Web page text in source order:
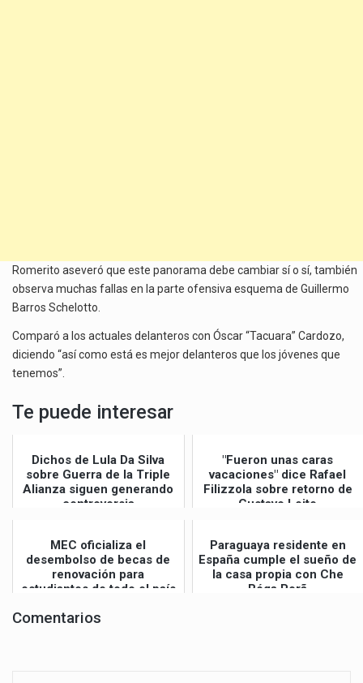
Romerito aseveró que este panorama debe cambiar sí o sí, también
observa muchas fallas en la parte ofensiva esquema de Guillermo
Barros Schelotto.
Comparó a los actuales delanteros con Óscar “Tacuara” Cardozo,
diciendo “así como está es mejor delanteros que los jóvenes que
tenemos”.
Te puede interesar
Dichos de Lula Da Silva
sobre Guerra de la Triple
Alianza siguen generando
controversia
"Fueron unas caras
vacaciones" dice Rafael
Filizzola sobre retorno de
Gustavo Leite
MEC oficializa el
desembolso de becas de
renovación para
estudiantes de todo el país
Paraguaya residente en
España cumple el sueño de
la casa propia con Che
Róga Porã
Comentarios